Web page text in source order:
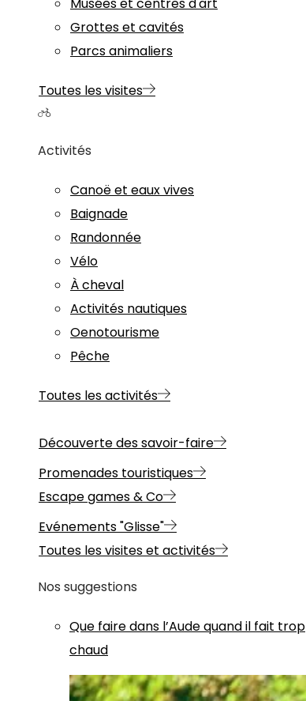
Grottes et cavités
Parcs animaliers
Toutes les visites
Activités
Canoë et eaux vives
Baignade
Randonnée
Vélo
À cheval
Activités nautiques
Oenotourisme
Pêche
Toutes les activités
Découverte des savoir-faire
Promenades touristiques
Escape games & Co
Evénements "Glisse"
Toutes les visites et activités
Nos suggestions
Que faire dans l’Aude quand il fait trop
chaud